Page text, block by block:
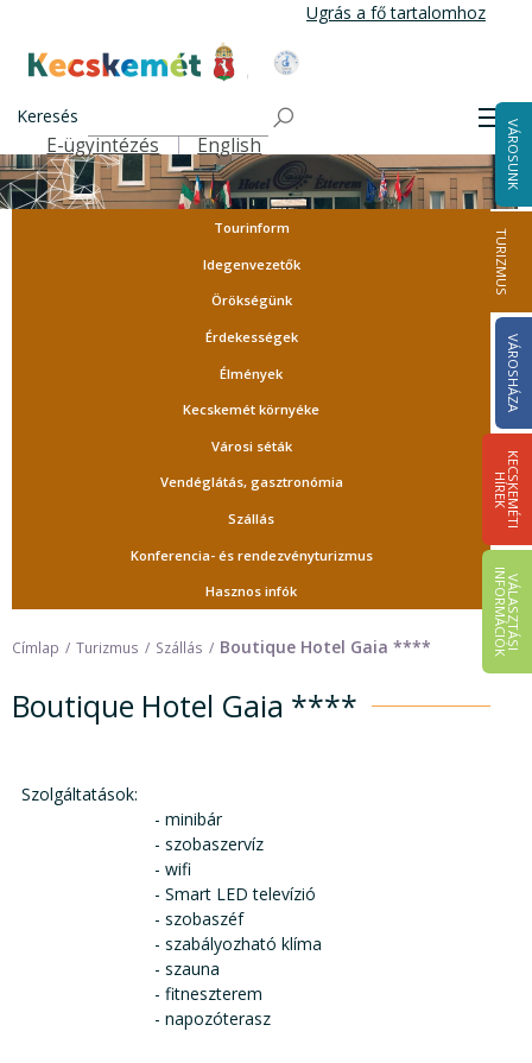
tartalomra
Ugrás a fő tartalomhoz
Kecskemét Város Honlapja
Keresés
Felső navigáció
E-ügyintézés English VÁROSUNK
TURIZMUS
VÁROSHÁZA
K
E
C
S
K
E
M
É
T
I
HÍ
R
E
K
V
Á
L
A
S
Z
T
Á
S
I
IN
F
O
R
M
Á
C
I
Ó
K
Tourinform
Idegenvezetők
Örökségünk
Érdekességek
Élmények
Kecskemét környéke
Városi séták
Vendéglátás, gasztronómia
Szállás
Konferencia- és rendezvényturizmus
Hasznos infók
Címlap Turizmus Szállás Boutique Hotel Gaia ****
Boutique Hotel Gaia ****
Szolgáltatások:
- minibár
- szobaszervíz
- wifi
- Smart LED televízió
- szobaszéf
- szabályozható klíma
- szauna
- fitneszterem
- napozóterasz